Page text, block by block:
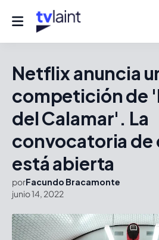
Netflix anuncia
competición de
del Calamar'. La
convocatoria de
está abierta
porFacundo Bracamonte
junio 14, 2022